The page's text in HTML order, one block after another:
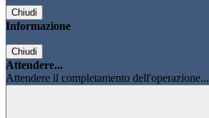
Chiudi
Informazione
Chiudi
Attendere...
Attendere il completamento dell'operazione...